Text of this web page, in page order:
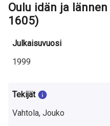
t
o
a
t
u
t
Oulu idän ja
1605)
Julkaisuvuosi
1999
Tekijät
Vahtola, Jouko